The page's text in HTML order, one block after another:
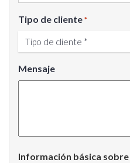
Tipo de cliente *
Mensaje
Información básica